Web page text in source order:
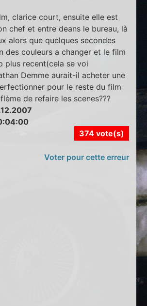
clarice court, ensuite elle est
chef et entre deans le bureau, là
alors que quelques secondes
des couleurs a changer et le film
plus recent(cela se voi
Demme aurait-il acheter une
pour le reste du film
de refaire les scenes???
374 vote(s)
Voter pour cette erreur